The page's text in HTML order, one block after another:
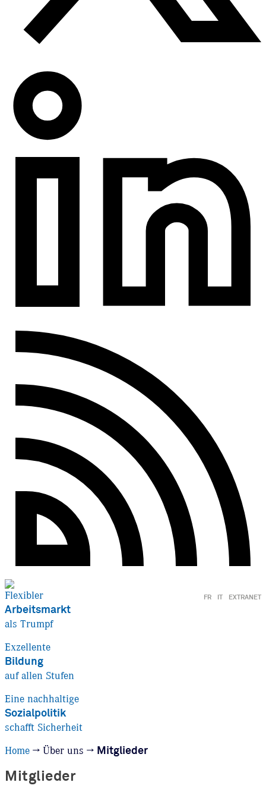
EXTRANET
FR IT
Flexibler
Arbeitsmarkt
als Trumpf
Exzellente
Bildung
auf allen Stufen
Eine nachhaltige
Sozialpolitik
schafft Sicherheit
Home → Über uns → Mitglieder
Mitglieder